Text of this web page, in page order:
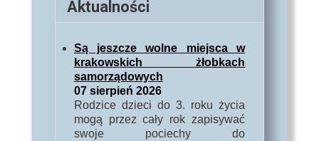
Aktualności
Są jeszcze wolne miejsca w
krakowskich żłobkach
samorządowych
07 sierpień 2026
Rodzice dzieci do 3. roku życia
mogą przez cały rok zapisywać
swoje pociechy do